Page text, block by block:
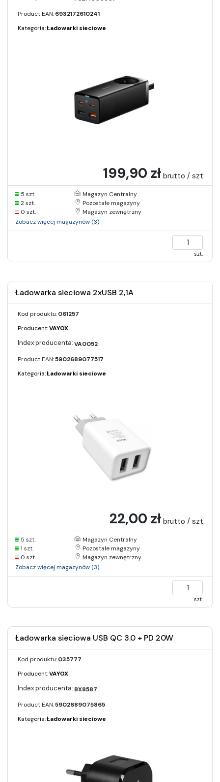
Product EAN:6932172610241
Kategoria:Ładowarki sieciowe
199,90 zł brutto / szt.
5 szt.
Magazyn Centralny
2 szt.
Pozostałe magazyny
0 szt.
Magazyn zewnętrzny
Zobacz więcej magazynów (3)
szt.
Ładowarka sieciowa 2xUSB 2,1A
Kod produktu:061257
Producent:VAYOX
VA0052
Product EAN:5902689077517
Kategoria:Ładowarki sieciowe
22,00 zł brutto / szt.
5 szt.
Magazyn Centralny
1 szt.
Pozostałe magazyny
0 szt.
Magazyn zewnętrzny
Zobacz więcej magazynów (3)
szt.
Ładowarka sieciowa USB QC 3.0 + PD 20W
Kod produktu:035777
Producent:VAYOX
BX8587
Product EAN:5902689075865
Kategoria:Ładowarki sieciowe